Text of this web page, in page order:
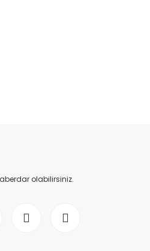
olabilirsiniz.